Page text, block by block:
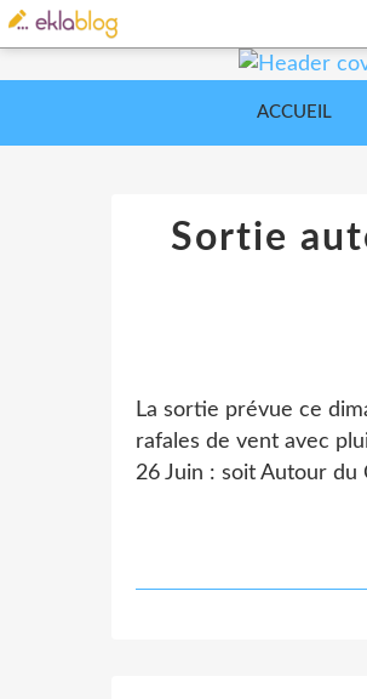
ACCUEIL
Sortie
La sortie prévue ce
rafales de vent avec
26 Juin : soit Autour du